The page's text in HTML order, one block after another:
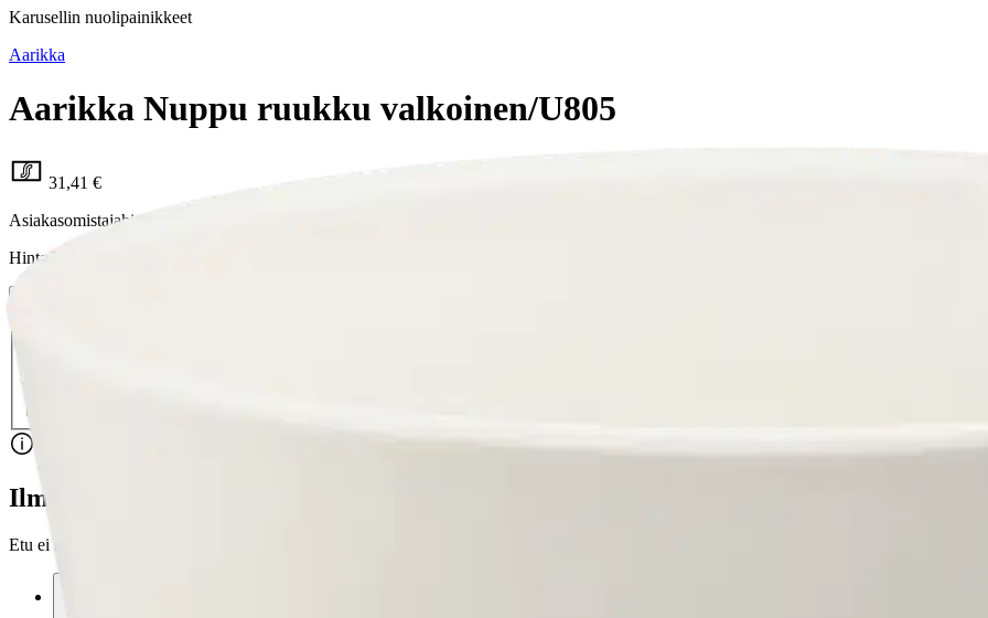
Karusellin nuolipainikkeet
Aarikka
Aarikka Nuppu ruukku valkoinen/U805
31,41 €
Asiakasomistajahinta
Hinta ilman S-Etukorttia:
Ilmainen toimitus yli 100 €:n tilauksille Postin pakettiautomaattiin tai
Etu ei koske Suuri‑lisäpalvelulla toimitettavia tuotteita.